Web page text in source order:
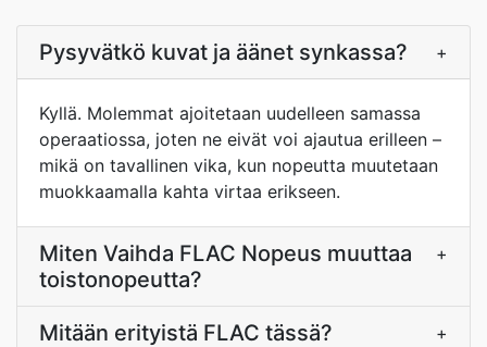
Pysyvätkö kuvat ja äänet synkassa? +
Kyllä. Molemmat ajoitetaan uudelleen samassa
operaatiossa, joten ne eivät voi ajautua erilleen –
mikä on tavallinen vika, kun nopeutta muutetaan
muokkaamalla kahta virtaa erikseen.
Miten Vaihda FLAC Nopeus muuttaa
toistonopeutta?
+
Mitään erityistä FLAC tässä? +